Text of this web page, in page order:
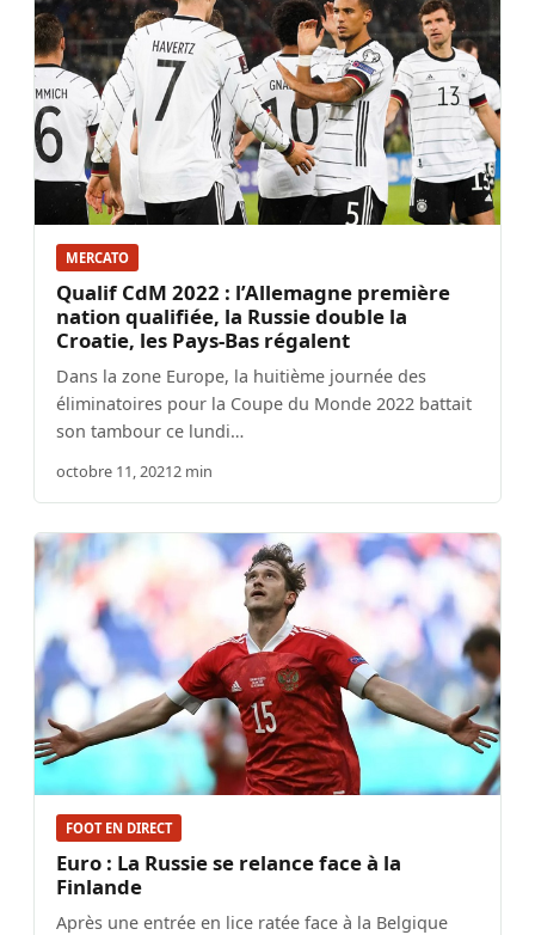
MERCATO
Qualif CdM 2022 : l’Allemagne première
nation qualifiée, la Russie double la
Croatie, les Pays-Bas régalent
Dans la zone Europe, la huitième journée des
éliminatoires pour la Coupe du Monde 2022 battait
son tambour ce lundi…
octobre 11, 20212 min
FOOT EN DIRECT
Euro : La Russie se relance face à la
Finlande
Après une entrée en lice ratée face à la Belgique